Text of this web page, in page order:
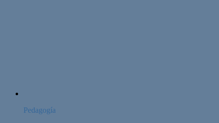
Pedagogía